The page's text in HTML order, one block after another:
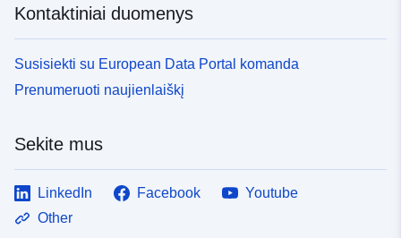
Kontaktiniai duomenys
Susisiekti su European Data Portal komanda
Prenumeruoti naujienlaiškį
Sekite mus
LinkedIn Facebook
Youtube
Other